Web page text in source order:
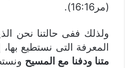
(مر16:16).
ولذلك ففى حالتنا نحن
المعرفة التى نستطيع
متنا ودفنا مع المسيح